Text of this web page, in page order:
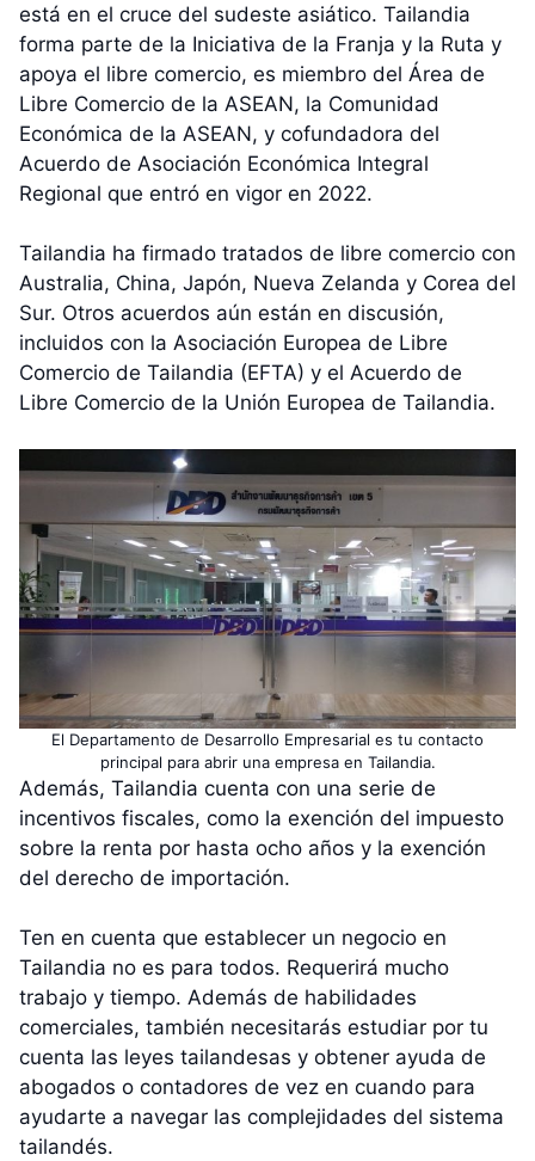
está en el cruce del sudeste asiático. Tailandia
forma parte de la Iniciativa de la Franja y la Ruta y
apoya el libre comercio, es miembro del Área de
Libre Comercio de la ASEAN, la Comunidad
Económica de la ASEAN, y cofundadora del
Acuerdo de Asociación Económica Integral
Regional que entró en vigor en 2022.
Tailandia ha firmado tratados de libre comercio con
Australia, China, Japón, Nueva Zelanda y Corea del
Sur. Otros acuerdos aún están en discusión,
incluidos con la Asociación Europea de Libre
Comercio de Tailandia (EFTA) y el Acuerdo de
Libre Comercio de la Unión Europea de Tailandia.
El Departamento de Desarrollo Empresarial es tu contacto
principal para abrir una empresa en Tailandia.
Además, Tailandia cuenta con una serie de
incentivos fiscales, como la exención del impuesto
sobre la renta por hasta ocho años y la exención
del derecho de importación.
Ten en cuenta que establecer un negocio en
Tailandia no es para todos. Requerirá mucho
trabajo y tiempo. Además de habilidades
comerciales, también necesitarás estudiar por tu
cuenta las leyes tailandesas y obtener ayuda de
abogados o contadores de vez en cuando para
ayudarte a navegar las complejidades del sistema
tailandés.